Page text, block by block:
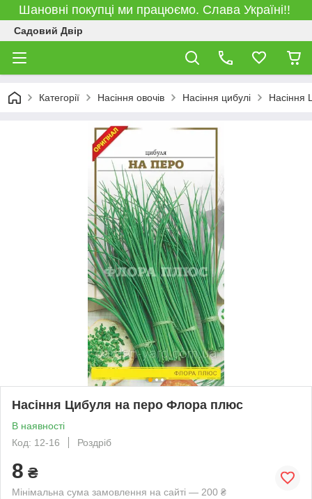
Шановні покупці ми працюємо. Слава Україні!!
Садовий Двір
Категорії Насіння овочів Насіння цибулі Насіння
Насіння Цибуля на перо Флора плюс
В наявності
Код: 12-16
Роздріб
8 ₴
Мінімальна сума замовлення на сайті — 200 ₴